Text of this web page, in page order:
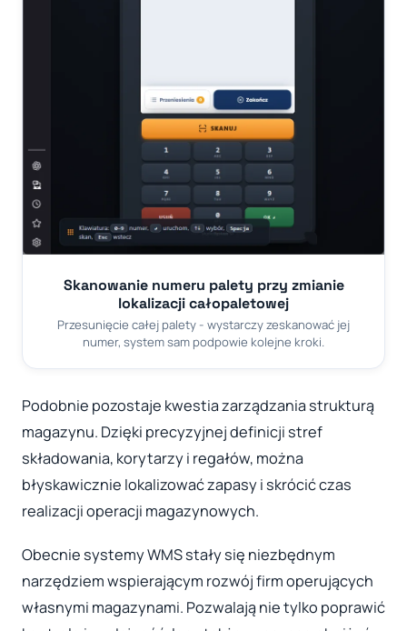
Skanowanie numeru palety przy zmianie
lokalizacji całopaletowej
Przesunięcie całej palety - wystarczy zeskanować jej
numer, system sam podpowie kolejne kroki.
Podobnie pozostaje kwestia zarządzania strukturą
magazynu. Dzięki precyzyjnej definicji stref
składowania, korytarzy i regałów, można
błyskawicznie lokalizować zapasy i skrócić czas
realizacji operacji magazynowych.
Obecnie systemy WMS stały się niezbędnym
narzędziem wspierającym rozwój firm operujących
własnymi magazynami. Pozwalają nie tylko poprawić